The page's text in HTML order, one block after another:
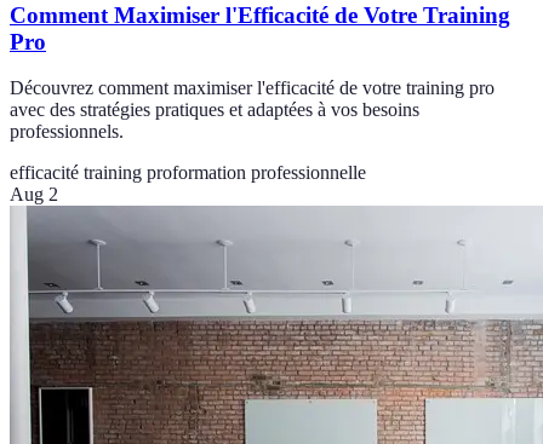
Comment Maximiser l'Efficacité de Votre Training
Pro
Découvrez comment maximiser l'efficacité de votre training pro
avec des stratégies pratiques et adaptées à vos besoins
professionnels.
efficacité training proformation professionnelle
Aug 2